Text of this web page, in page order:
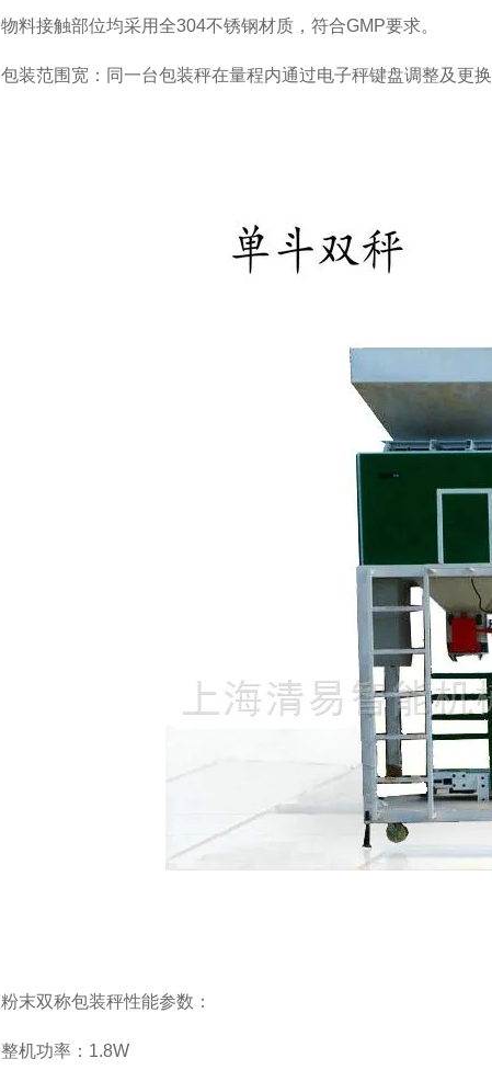
物料接触部位均采用全304不锈钢材质，符合GMP要求。
包装范围宽：同一台包装秤在量程内通过电子秤键盘调整及更
粉末双称包装秤性能参数：
整机功率：1.8W